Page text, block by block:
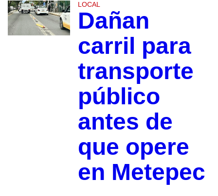
LOCAL
Dañan
carril para
transporte
público
antes de
que opere
en Metepec